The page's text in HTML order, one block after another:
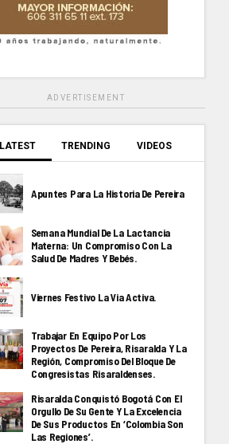
ADVERTISEMENT
LATEST TRENDING VIDEOS
Apuntes Para La Historia De Pereira
Semana Mundial De La Lactancia
Materna: Un Compromiso Con La
Salud De Madres Y Bebés.
Viernes Festivo La Via Activa.
Trabajar En Equipo Por Los
Proyectos De Pereira, Risaralda Y La
Región, Compromiso Del Bloque De
Congresistas Risaraldenses.
Risaralda Conquistó Bogotá Con El
Orgullo De Su Gente Y La Excelencia
De Sus Productos En ‘Colombia Son
Las Regiones’.